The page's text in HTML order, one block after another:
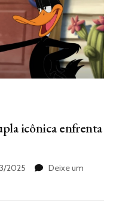
icônica enfrenta
2025
Deixe um